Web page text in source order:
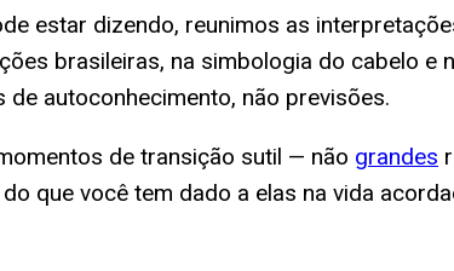
estar dizendo, reunimos as
brasileiras, na simbologia do cabelo e
autoconhecimento, não previsões.
de transição sutil — não grandes
que você tem dado a elas na vida